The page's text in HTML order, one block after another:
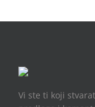
Vi ste ti koji